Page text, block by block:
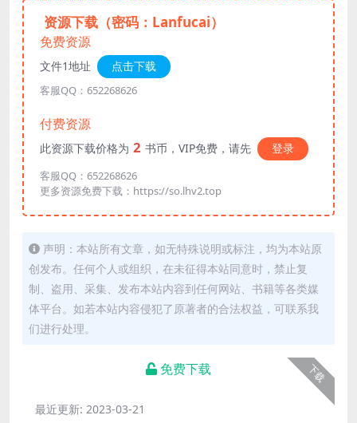
资源下载（密码：Lanfucai）
免费资源
文件1地址 点击下载
客服QQ：652268626
付费资源
此资源下载价格为 2 书币，VIP免费，请先 登录
客服QQ：652268626
更多资源免费下载：https://so.lhv2.top
声明：本站所有文章，如无特殊说明或标注，均为本站原
创发布。任何个人或组织，在未征得本站同意时，禁止复
制、盗用、采集、发布本站内容到任何网站、书籍等各类媒
体平台。如若本站内容侵犯了原著者的合法权益，可联系我
们进行处理。
下载
免费下载
最近更新: 2023-03-21